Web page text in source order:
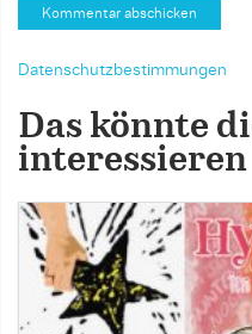
Datenschutzbestimmungen
Das könnte
interessieren